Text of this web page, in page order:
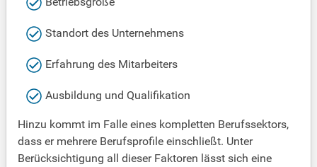
Standort des Unternehmens
Erfahrung des Mitarbeiters
Ausbildung und Qualifikation
Hinzu kommt im Falle eines kompletten Berufssektors,
dass er mehrere Berufsprofile einschließt. Unter
Berücksichtigung all dieser Faktoren lässt sich eine